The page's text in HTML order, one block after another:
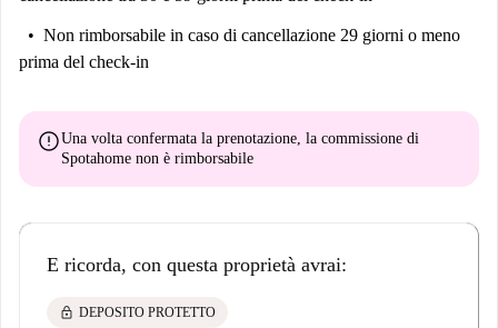
Non rimborsabile in caso di cancellazione 29 giorni o meno
prima del check-in
errorUna volta confermata la prenotazione, la commissione di
Spotahome non è rimborsabile
E ricorda, con questa proprietà avrai:
lock DEPOSITO PROTETTO